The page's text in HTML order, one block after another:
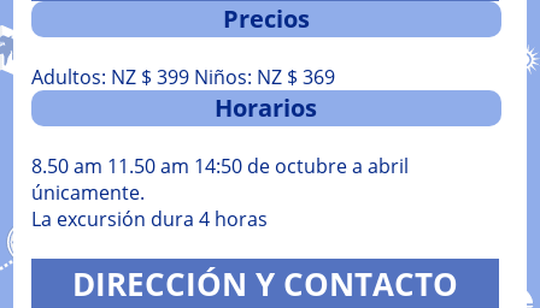
Precios
Adultos: NZ $ 399 Niños: NZ $ 369
Horarios
8.50 am 11.50 am 14:50 de octubre a abril
únicamente.
La excursión dura 4 horas
DIRECCIÓN Y CONTACTO